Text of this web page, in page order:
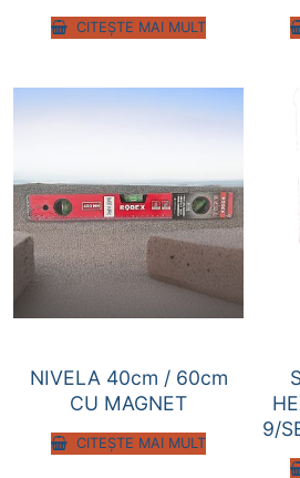
CITEȘTE MAI MULT
NIVELA 40cm / 60cm
CU MAGNET
CITEȘTE MAI MULT
9/